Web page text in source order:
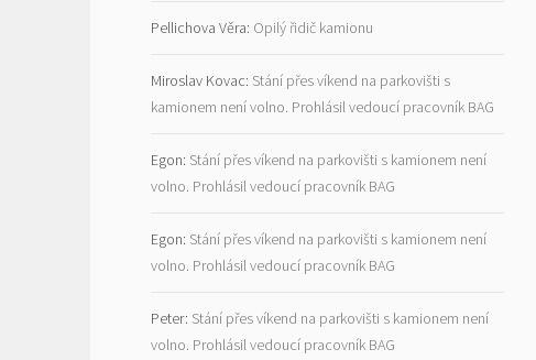
Pellichova Věra: Opilý řidič kamionu
Miroslav Kovac: Stání přes víkend na parkovišti s
kamionem není volno. Prohlásil vedoucí pracovník BAG
Egon: Stání přes víkend na parkovišti s kamionem není
volno. Prohlásil vedoucí pracovník BAG
Egon: Stání přes víkend na parkovišti s kamionem není
volno. Prohlásil vedoucí pracovník BAG
Peter: Stání přes víkend na parkovišti s kamionem není
volno. Prohlásil vedoucí pracovník BAG